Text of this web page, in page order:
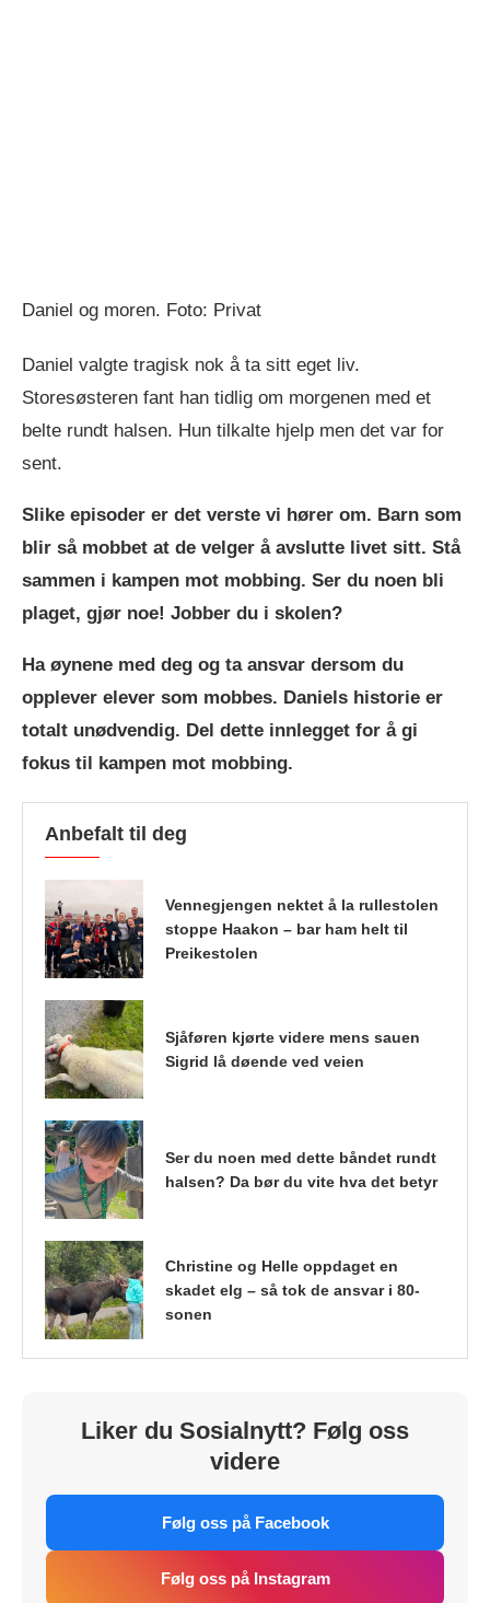
Daniel og moren. Foto: Privat
Daniel valgte tragisk nok å ta sitt eget liv.
Storesøsteren fant han tidlig om morgenen med et
belte rundt halsen. Hun tilkalte hjelp men det var for
sent.
Slike episoder er det verste vi hører om. Barn som
blir så mobbet at de velger å avslutte livet sitt. Stå
sammen i kampen mot mobbing. Ser du noen bli
plaget, gjør noe! Jobber du i skolen?
Ha øynene med deg og ta ansvar dersom du
opplever elever som mobbes. Daniels historie er
totalt unødvendig. Del dette innlegget for å gi
fokus til kampen mot mobbing.
Anbefalt til deg
Vennegjengen nektet å la rullestolen
stoppe Haakon – bar ham helt til
Preikestolen
Sjåføren kjørte videre mens sauen
Sigrid lå døende ved veien
Ser du noen med dette båndet rundt
halsen? Da bør du vite hva det betyr
Christine og Helle oppdaget en
skadet elg – så tok de ansvar i 80-
sonen
Liker du Sosialnytt? Følg oss
videre
Følg oss på Facebook
Følg oss på Instagram